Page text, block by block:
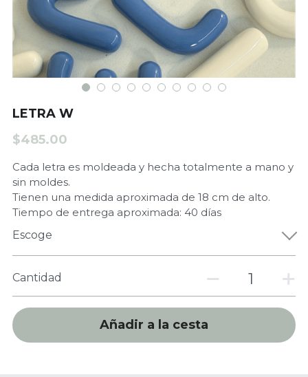
LETRA W
$485.00
Cada letra es moldeada y hecha totalmente a mano y
sin moldes.
Tienen una medida aproximada de 18 cm de alto.
Tiempo de entrega aproximada: 40 días
Escoge
Cantidad
Añadir a la cesta
Matcha